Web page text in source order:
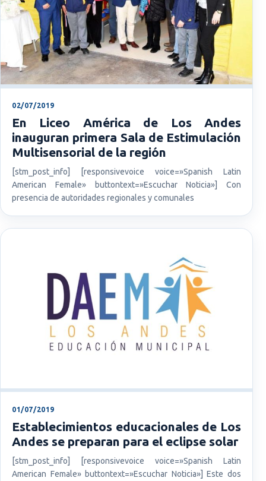
02/07/2019
En Liceo América de Los Andes
inauguran primera Sala de Estimulación
Multisensorial de la región
[stm_post_info] [responsivevoice voice=»Spanish Latin
American Female» buttontext=»Escuchar Noticia»] Con
presencia de autoridades regionales y comunales
01/07/2019
Establecimientos educacionales de Los
Andes se preparan para el eclipse solar
[stm_post_info] [responsivevoice voice=»Spanish Latin
American Female» buttontext=»Escuchar Noticia»] Este dos